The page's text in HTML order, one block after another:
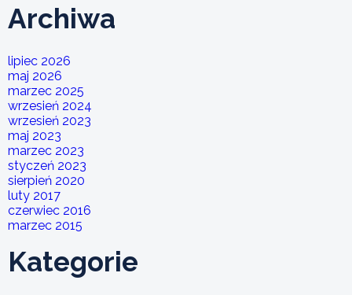
Archiwa
lipiec 2026
maj 2026
marzec 2025
wrzesień 2024
wrzesień 2023
maj 2023
marzec 2023
styczeń 2023
sierpień 2020
luty 2017
czerwiec 2016
marzec 2015
Kategorie